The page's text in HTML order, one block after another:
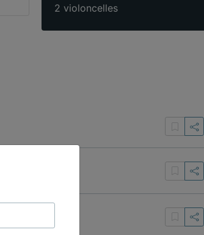
2 violoncelles